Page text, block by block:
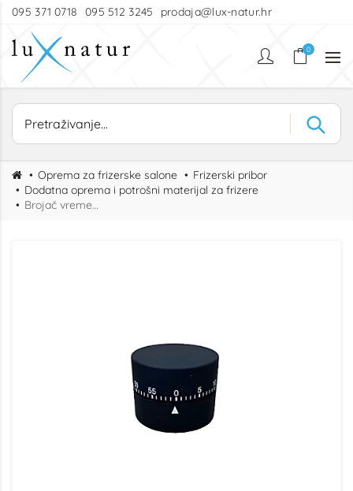
095 371 0718 095 512 3245 prodaja@lux-natur.hr
0
Oprema za frizerske salone
Frizerski pribor
Dodatna oprema i potrošni materijal za frizere
Brojač vremena mehanički